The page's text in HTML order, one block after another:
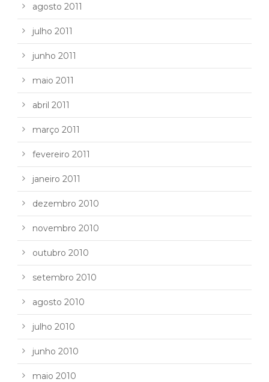
agosto 2011
julho 2011
junho 2011
maio 2011
abril 2011
março 2011
fevereiro 2011
janeiro 2011
dezembro 2010
novembro 2010
outubro 2010
setembro 2010
agosto 2010
julho 2010
junho 2010
maio 2010